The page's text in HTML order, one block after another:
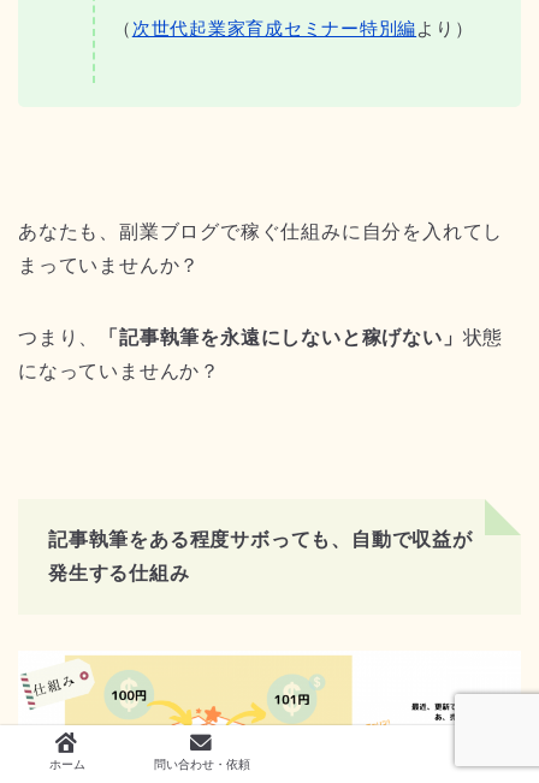
（ 次世代起業家育成セミナー特別編より）
あなたも、副業ブログで稼ぐ仕組みに自分を入れてし
まっていませんか？
つまり、 「記事執筆を永遠にしないと稼げない」 状態
になっていませんか？
記事執筆をある程度サボっても、自動で収益が
発生する仕組み
ホーム 問い合わせ・依頼